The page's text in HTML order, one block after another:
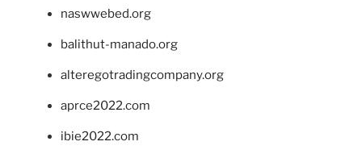
naswwebed.org
balithut-manado.org
alteregotradingcompany.org
aprce2022.com
ibie2022.com